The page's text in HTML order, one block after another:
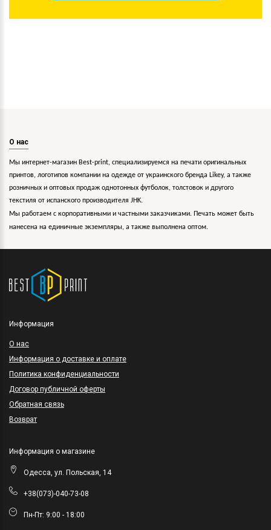
О нас
Мы интернет-магазин Best-print, специализируемся на печати оригинальных
принтов, логотипов компании на одежде от украинского бренда Likey, а также
розничных и оптовых продаж однотонных футболок, толстовок и другого
текстиля от испанского производителя JHK.
Мы работаем с корпоративными и частными заказчиками. Печать может быть
нанесена на единичные экземпляры, а также выполнена оптом.
Информация
O нас
Информация о доставке и оплате
Политика конфиденциальности
Договор публичной оферты
Обратная связь
Возврат
Информация о магазине
Одесса, ул. Польская, 14
+38(073)-040-73-08
Пн-Пт: 9:00 - 18:00